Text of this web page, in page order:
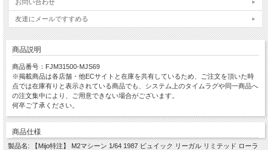
お問い合わせ
友達にメールですすめる
商品説明
商品番号：FJM31500-MJS69
※掲載商品は各店舗・他ECサイトと在庫を共有しているため、ご注文を頂いた時
点では在庫有りと表示されている商品でも、システム上のタイムラグや同一商品へ
の注文集中により、ご用意できない場合がございます。
何卒ご了承ください。
商品仕様
製品名: 【Mijo特注】 M2マシーン 1/64 1987 ビュイック リーガル リミテッド ローラ